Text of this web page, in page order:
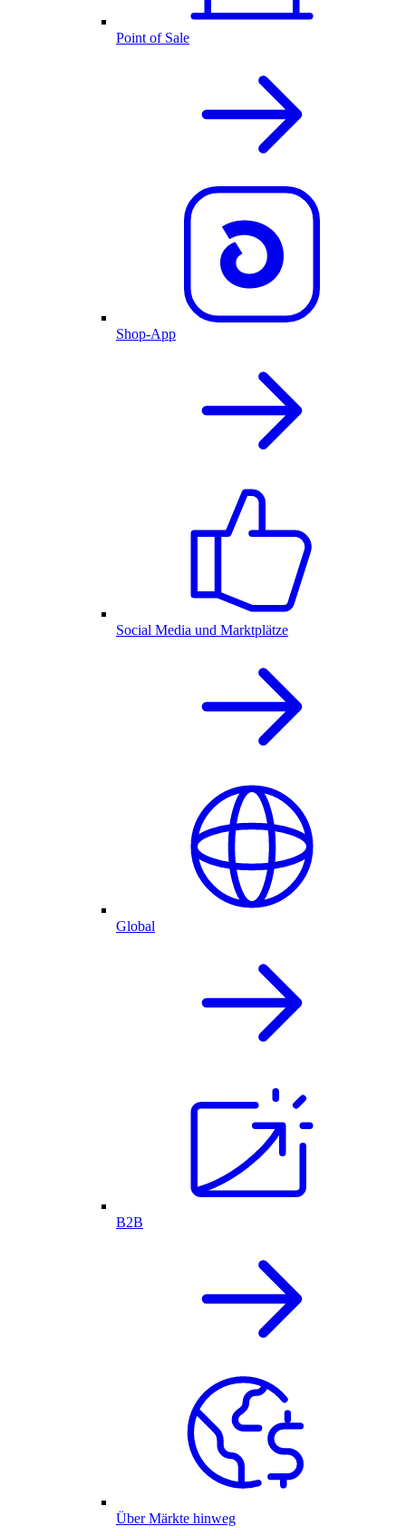
Point of Sale
Shop-App
Social Media und Marktplätze
Global
B2B
Über Märkte hinweg